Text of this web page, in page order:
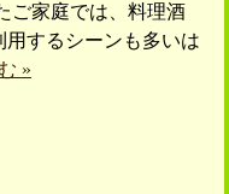
ご家庭では、料理酒
するシーンも多いは
»